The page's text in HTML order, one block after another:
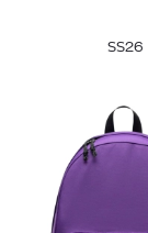
SS26